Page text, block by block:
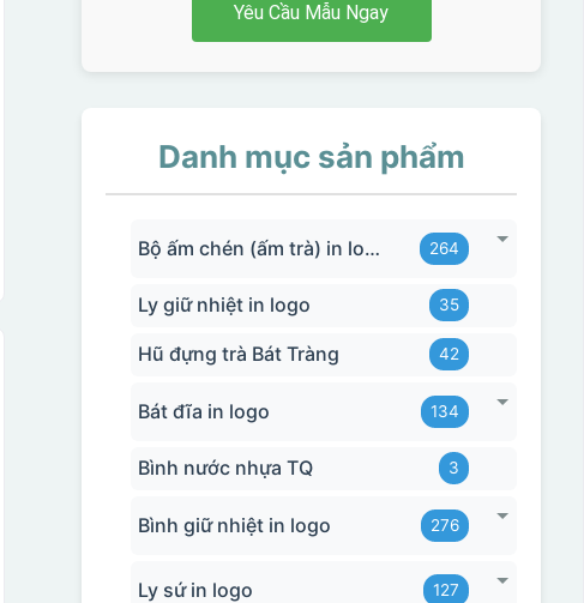
Yêu Cầu Mẫu Ngay
Danh mục sản phẩm
Bộ ấm chén (ấm trà) in logo 264
Ly giữ nhiệt in logo 35
Hũ đựng trà Bát Tràng 42
Bát đĩa in logo 134
Bình nước nhựa TQ 3
Bình giữ nhiệt in logo 276
Ly sứ in logo 127